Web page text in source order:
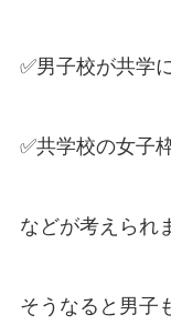
✅男子校が共学
✅共学校の女子
などが考えられ
そうなると男子